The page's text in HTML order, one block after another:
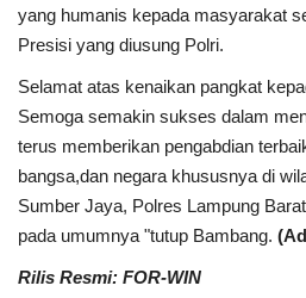
Pendidikan
Opini
Rubrik
Lampung
yang humanis kepada masyarakat
Presisi yang diusung Polri.
Selamat atas kenaikan pangkat
Semoga semakin sukses dalam
terus memberikan pengabdian
bangsa,dan negara khususnya di
Sumber Jaya, Polres Lampung
pada umumnya "tutup Bambang.
Rilis Resmi: FOR-WIN